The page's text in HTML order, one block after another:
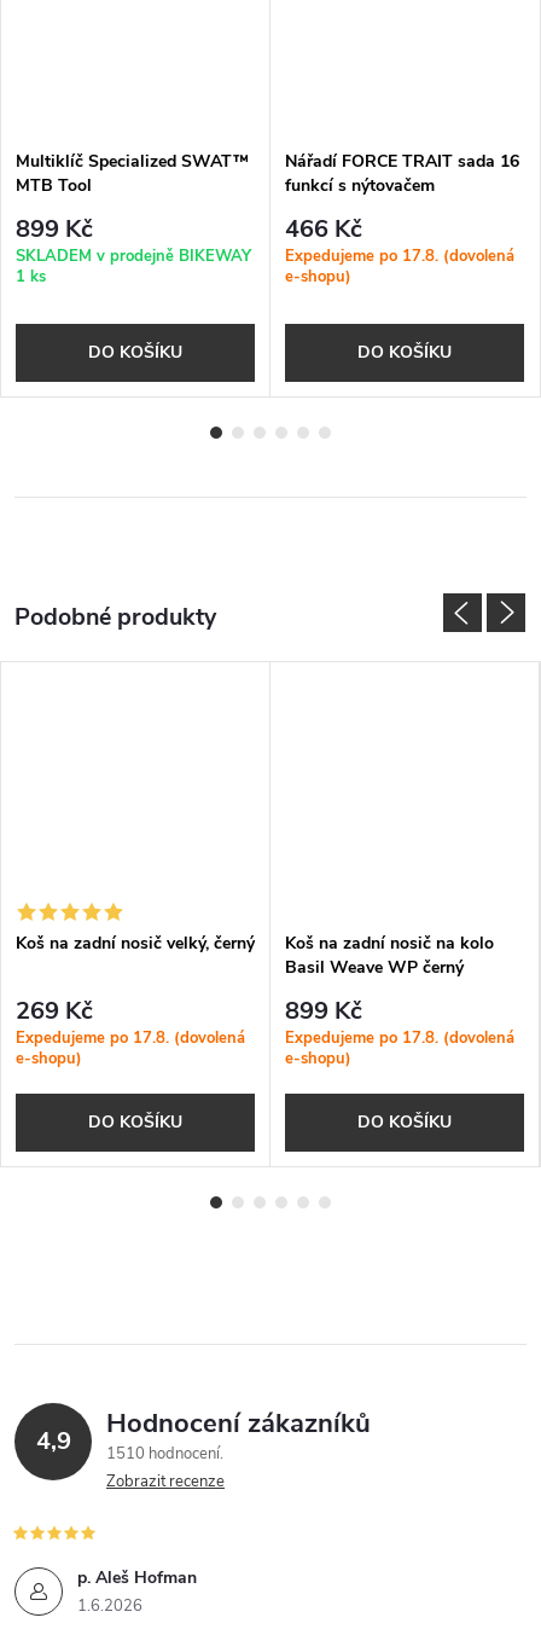
Multiklíč Specialized SWAT™
MTB Tool
899 Kč
SKLADEM v prodejně BIKEWAY
1 ks
DO KOŠÍKU
Nářadí FORCE TRAIT sada 16
funkcí s nýtovačem
466 Kč
Expedujeme po 17.8. (dovolená
e-shopu)
DO KOŠÍKU
Koš na zadní nosič velký, černý
269 Kč
Expedujeme po 17.8. (dovolená
e-shopu)
DO KOŠÍKU
Koš na zadní nosič na kolo
Basil Weave WP černý
899 Kč
Expedujeme po 17.8. (dovolená
e-shopu)
DO KOŠÍKU
4,9 Hodnocení zákazníků
1510 hodnocení
Zobrazit recenze
p. Aleš Hofman
1.6.2026